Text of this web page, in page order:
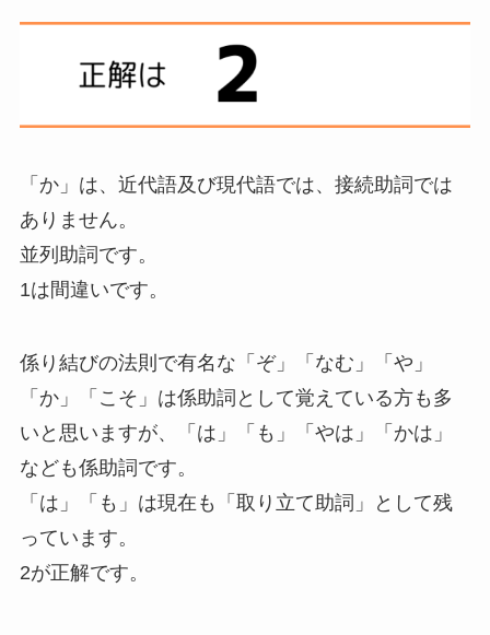
「か」は、近代語及び現代語では、接続助詞では
ありません。
並列助詞です。
1は間違いです。
係り結びの法則で有名な「ぞ」「なむ」「や」
「か」「こそ」は係助詞として覚えている方も多
いと思いますが、「は」「も」「やは」「かは」
なども係助詞です。
「は」「も」は現在も「取り立て助詞」として残
っています。
2が正解です。